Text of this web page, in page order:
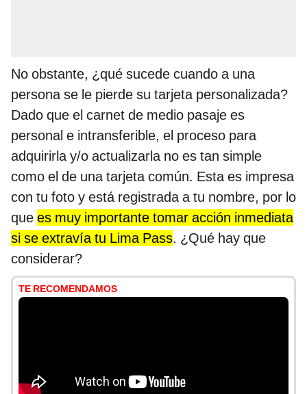
No obstante, ¿qué sucede cuando a una
persona se le pierde su tarjeta personalizada?
Dado que el carnet de medio pasaje es
personal e intransferible, el proceso para
adquirirla y/o actualizarla no es tan simple
como el de una tarjeta común. Esta es impresa
con tu foto y está registrada a tu nombre, por lo
que es muy importante tomar acción inmediata
si se extravía tu Lima Pass. ¿Qué hay que
considerar?
TE RECOMENDAMOS